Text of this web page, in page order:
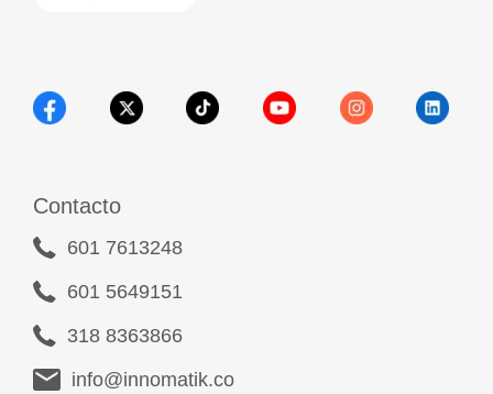
Contacto
601 7613248
601 5649151
318 8363866
info@innomatik.co